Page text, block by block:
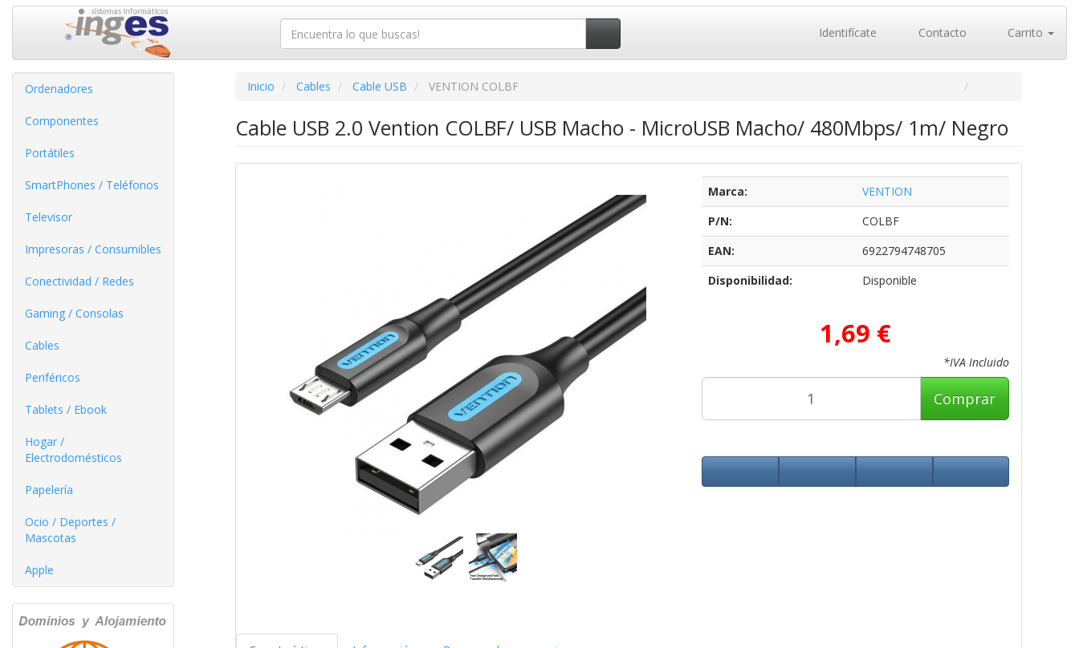
Identifícate Contacto Carrito
Ordenadores
Componentes
Portátiles
SmartPhones / Teléfonos
Televisor
Impresoras / Consumibles
Conectividad / Redes
Gaming / Consolas
Cables
Periféricos
Tablets / Ebook
Hogar /
Electrodomésticos
Papelería
Ocio / Deportes /
Mascotas
Apple
Inicio Cables Cable USB VENTION COLBF
Cable USB 2.0 Vention COLBF/ USB Macho - MicroUSB Macho/ 480Mbps/ 1m/ Negro
Marca:
VENTION
P/N:
COLBF
EAN:
6922794748705
Disponibilidad:
Disponible
1,69 €
*IVA Incluido
Comprar